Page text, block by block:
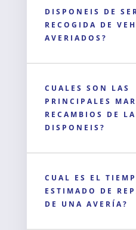
DISPONEIS DE
RECOGIDA DE
AVERIADOS?
CUALES SON LAS
PRINCIPALES
RECAMBIOS DE
DISPONEIS?
CUAL ES EL
ESTIMADO DE
DE UNA AVERÍA?